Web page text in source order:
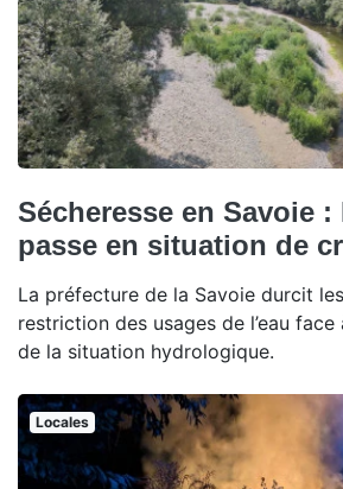
Sécheresse en Savoie :
passe en situation de
La préfecture de la Savoie durcit
restriction des usages de l’eau
de la situation hydrologique.
Locales